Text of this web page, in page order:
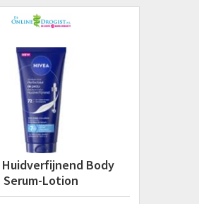
Huidverfijnend Body
Serum-Lotion